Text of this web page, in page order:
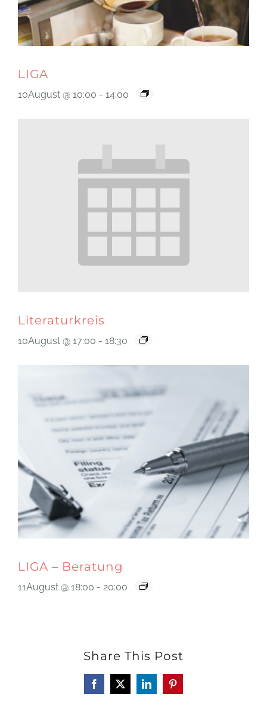
LIGA
10August @ 10:00 - 14:00
Literaturkreis
10August @ 17:00 - 18:30
LIGA – Beratung
11August @ 18:00 - 20:00
Share This Post
Facebook
X LinkedInPinterest